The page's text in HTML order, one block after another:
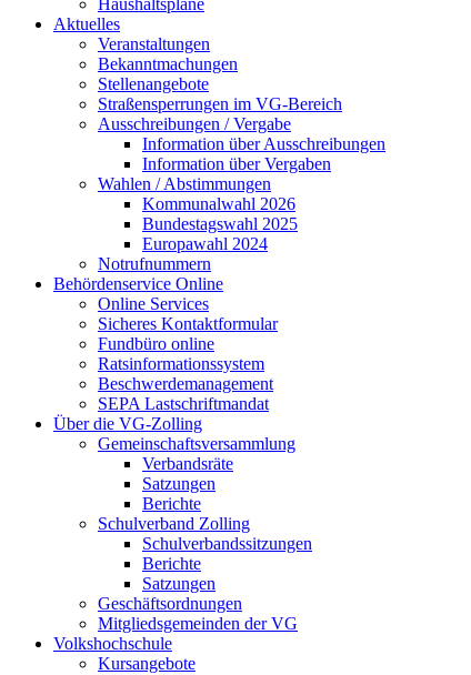
Haushaltspläne
Aktuelles
Veranstaltungen
Bekanntmachungen
Stellenangebote
Straßensperrungen im VG-Bereich
Ausschreibungen / Vergabe
Information über Ausschreibungen
Information über Vergaben
Wahlen / Abstimmungen
Kommunalwahl 2026
Bundestagswahl 2025
Europawahl 2024
Notrufnummern
Behördenservice Online
Online Services
Sicheres Kontaktformular
Fundbüro online
Ratsinformationssystem
Beschwerdemanagement
SEPA Lastschriftmandat
Über die VG-Zolling
Gemeinschaftsversammlung
Verbandsräte
Satzungen
Berichte
Schulverband Zolling
Schulverbandssitzungen
Berichte
Satzungen
Geschäftsordnungen
Mitgliedsgemeinden der VG
Volkshochschule
Kursangebote